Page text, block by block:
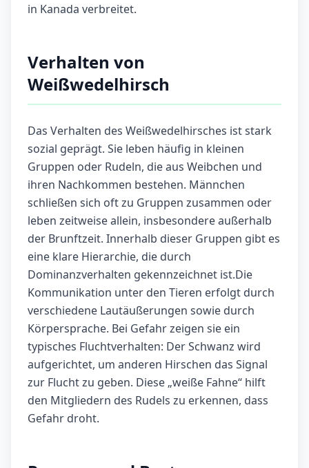
in Kanada verbreitet.
Verhalten von
Weißwedelhirsch
Das Verhalten des Weißwedelhirsches ist stark
sozial geprägt. Sie leben häufig in kleinen
Gruppen oder Rudeln, die aus Weibchen und
ihren Nachkommen bestehen. Männchen
schließen sich oft zu Gruppen zusammen oder
leben zeitweise allein, insbesondere außerhalb
der Brunftzeit. Innerhalb dieser Gruppen gibt es
eine klare Hierarchie, die durch
Dominanzverhalten gekennzeichnet ist.Die
Kommunikation unter den Tieren erfolgt durch
verschiedene Lautäußerungen sowie durch
Körpersprache. Bei Gefahr zeigen sie ein
typisches Fluchtverhalten: Der Schwanz wird
aufgerichtet, um anderen Hirschen das Signal
zur Flucht zu geben. Diese „weiße Fahne“ hilft
den Mitgliedern des Rudels zu erkennen, dass
Gefahr droht.